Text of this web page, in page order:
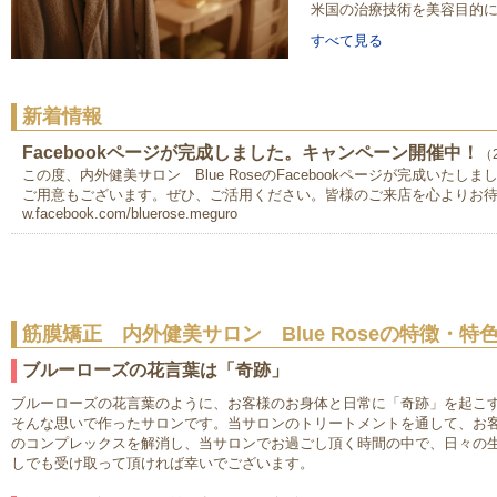
米国の治療技術を美容目的
すべて見る
新着情報
Facebookページが完成しました。キャンペーン開催中！
この度、内外健美サロン Blue RoseのFacebookページが完成いたしま
ご用意もございます。ぜひ、ご活用ください。皆様のご来店を心よりお
w.facebook.com/bluerose.meguro
筋膜矯正 内外健美サロン Blue Roseの特徴・特
ブルーローズの花言葉は「奇跡」
ブルーローズの花言葉のように、お客様のお身体と日常に「奇跡」を起こ
そんな思いで作ったサロンです。当サロンのトリートメントを通して、お
のコンプレックスを解消し、当サロンでお過ごし頂く時間の中で、日々の
しでも受け取って頂ければ幸いでございます。